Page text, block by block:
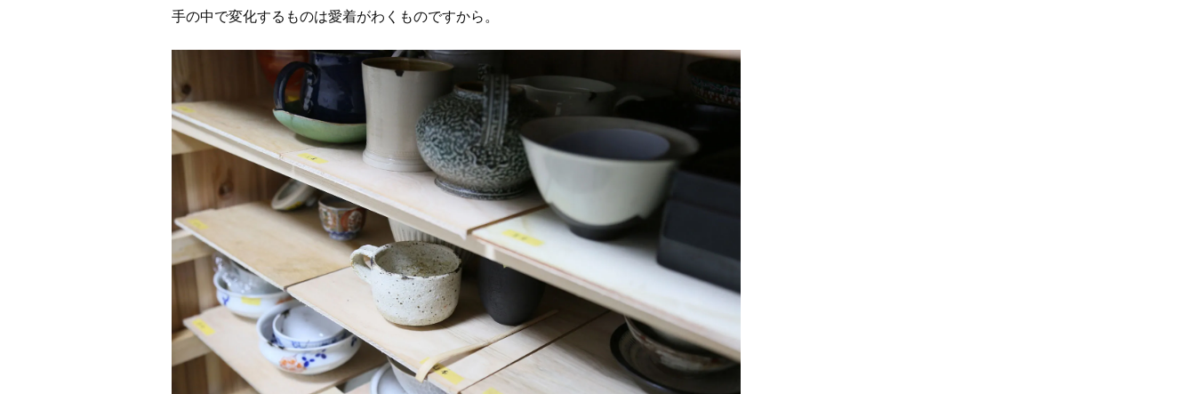
手の中で変化するものは愛着がわくものですから。